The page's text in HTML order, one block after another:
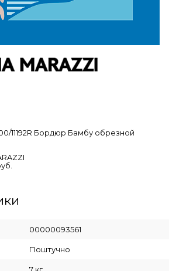
11192R Бордюр Бамбу обрезной
00000093561
Поштучно